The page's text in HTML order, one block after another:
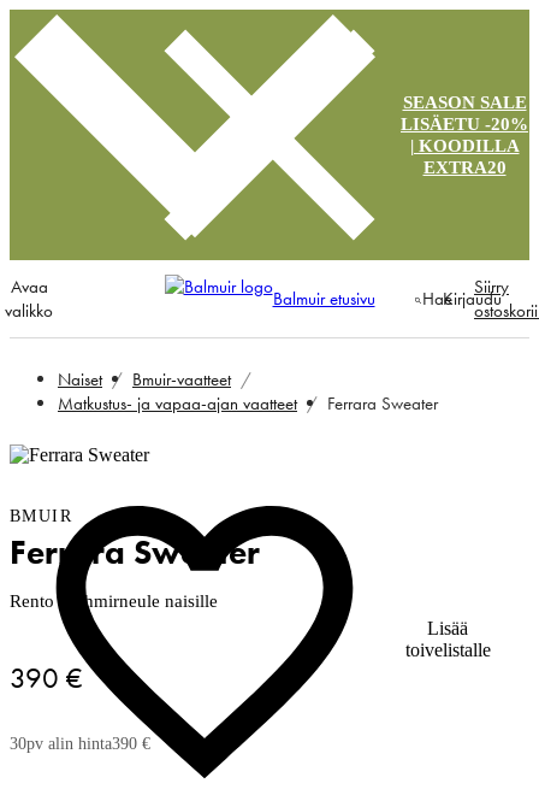
SEASON SALE
LISÄETU -20%
| KOODILLA
EXTRA20
Avaa
valikko
Balmuir etusivu HaeKirjaudu
Siirry
Naiset
Bmuir-vaatteet
Matkustus- ja vapaa-ajan vaatteet
Ferrara Sweater
Lisää
toivelistalle
BMUIR
Ferrara Sweater
Rento kashmirneule naisille
390 €
30pv alin hinta390 €